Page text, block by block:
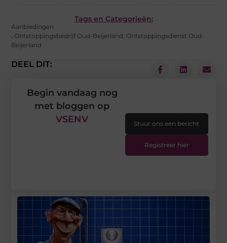
Tags en Categorieën:
Aanbiedingen
, Ontstoppingsbedrijf Oud-Beijerland, Ontstoppingsdienst Oud-
Beijerland
DEEL DIT:
Begin vandaag nog
met bloggen op
VSENV
Stuur ons een bericht
Registreer hier